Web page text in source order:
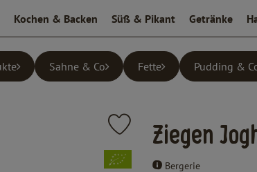
Kochen & Backen Süß & Pikant Getränke
Sahne & Co Fette Pudding &
Ziegen
Bergerie
Produkt zu Favouriten hinzufügen
, Verband: